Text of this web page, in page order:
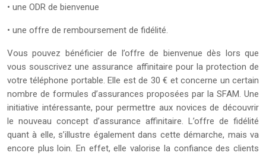
• une ODR de bienvenue
• une offre de remboursement de fidélité.
Vous pouvez bénéficier de l’offre de bienvenue dès lors que
vous souscrivez une assurance affinitaire pour la protection de
votre téléphone portable. Elle est de 30 € et concerne un certain
nombre de formules d’assurances proposées par la SFAM. Une
initiative intéressante, pour permettre aux novices de découvrir
le nouveau concept d’assurance affinitaire. L’offre de fidélité
quant à elle, s’illustre également dans cette démarche, mais va
encore plus loin. En effet, elle valorise la confiance des clients